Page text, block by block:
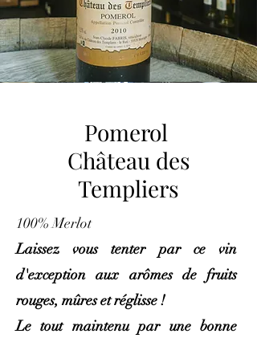
Pomerol
Château des
Templiers
100% Merlot
Laissez vous tenter par ce vin
d'exception aux arômes de fruits
rouges, mûres et réglisse !
Le tout maintenu par une bonne